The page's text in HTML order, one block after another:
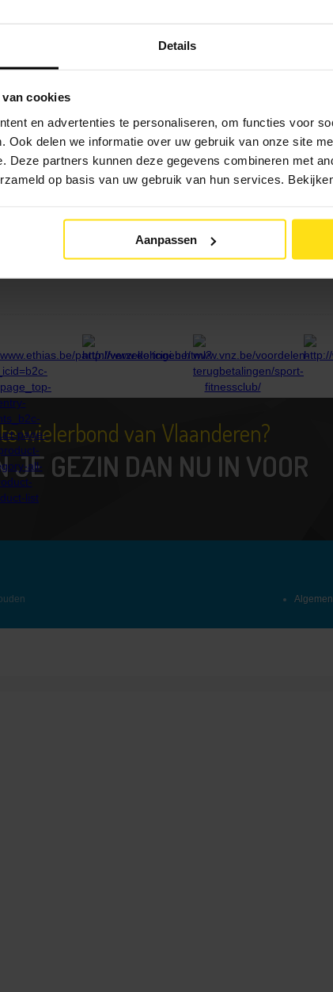
Details
cookies
en advertenties te personaliseren, om functies voor
Ook delen we informatie over uw gebruik van onze site
Deze partners kunnen deze gegevens combineren met
op basis van uw gebruik van hun services.
Aanpassen
wielerbond van Vlaanderen?
GEZIN DAN NU IN VOOR